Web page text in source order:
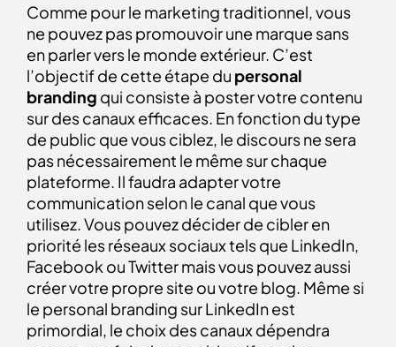
Comme pour le marketing traditionnel, vous
ne pouvez pas promouvoir une marque sans
en parler vers le monde extérieur. C’est
l’objectif de cette étape du personal
branding qui consiste à poster votre contenu
sur des canaux efficaces. En fonction du type
de public que vous ciblez, le discours ne sera
pas nécessairement le même sur chaque
plateforme. Il faudra adapter votre
communication selon le canal que vous
utilisez. Vous pouvez décider de cibler en
priorité les réseaux sociaux tels que LinkedIn,
Facebook ou Twitter mais vous pouvez aussi
créer votre propre site ou votre blog. Même si
le personal branding sur LinkedIn est
primordial, le choix des canaux dépendra